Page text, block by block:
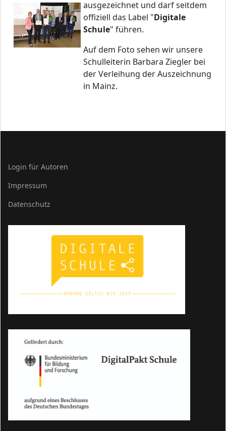
ausgezeichnet und darf seitdem
offiziell das Label "Digitale
Schule" führen.
Auf dem Foto sehen wir unsere
Schulleiterin Barbara Ziegler bei
der Verleihung der Auszeichnung
in Mainz.
Login für Autoren
Impressum
Datenschutz